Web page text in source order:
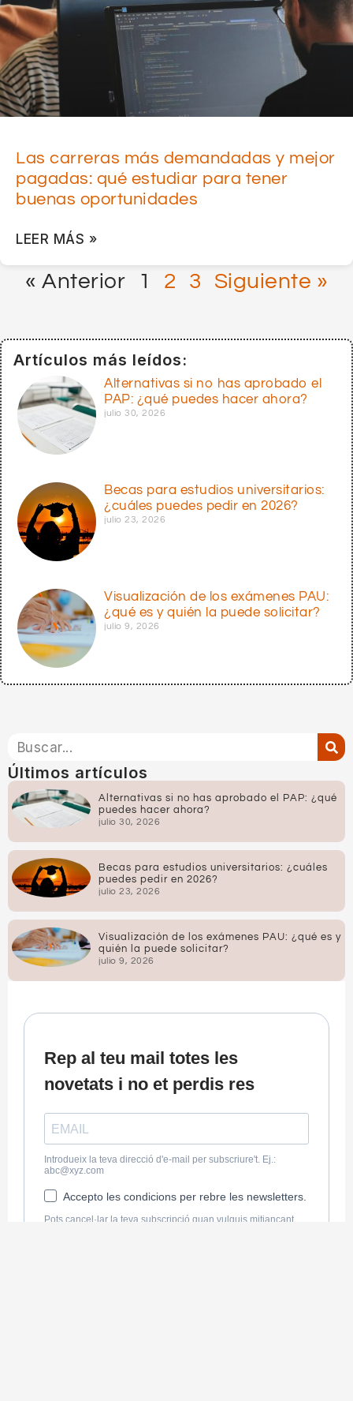
Las carreras más demandadas y mejor
pagadas: qué estudiar para tener
buenas oportunidades
LEER MÁS »
« Anterior 1 2 3 Siguiente »
Artículos más leídos:
Alternativas si no has aprobado el
PAP: ¿qué puedes hacer ahora?
julio 30, 2026
Becas para estudios universitarios:
¿cuáles puedes pedir en 2026?
julio 23, 2026
Visualización de los exámenes PAU:
¿qué es y quién la puede solicitar?
julio 9, 2026
Últimos artículos
Alternativas si no has aprobado el PAP: ¿qué
puedes hacer ahora?
julio 30, 2026
Becas para estudios universitarios: ¿cuáles
puedes pedir en 2026?
julio 23, 2026
Visualización de los exámenes PAU: ¿qué es y
quién la puede solicitar?
julio 9, 2026